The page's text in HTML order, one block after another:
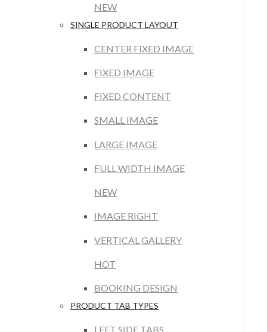
NEW
SINGLE PRODUCT LAYOUT
CENTER FIXED IMAGE
FIXED IMAGE
FIXED CONTENT
SMALL IMAGE
LARGE IMAGE
FULL WIDTH IMAGE
NEW
IMAGE RIGHT
VERTICAL GALLERY
HOT
BOOKING DESIGN
PRODUCT TAB TYPES
LEFT SIDE TABS